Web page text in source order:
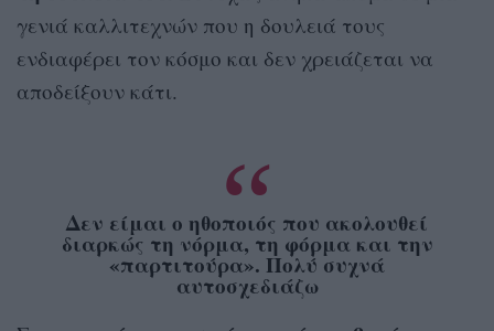
γενιά καλλιτεχνών που η δουλειά τους
ενδιαφέρει τον κόσμο και δεν χρειάζεται να
αποδείξουν κάτι.
Δεν είμαι ο ηθοποιός που ακολουθεί
διαρκώς τη νόρμα, τη φόρμα και την
«παρτιτούρα». Πολύ συχνά
αυτοσχεδιάζω